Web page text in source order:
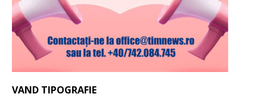
VAND TIPOGRAFIE